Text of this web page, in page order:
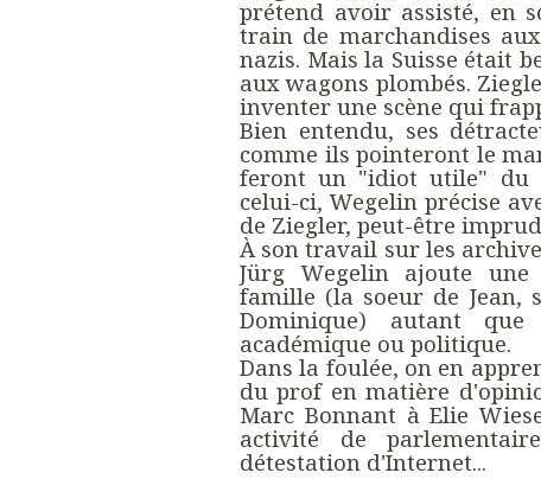
prétend avoir assisté, en
train de marchandises
nazis. Mais la Suisse était
aux wagons plombés.
inventer une scène qui
Bien entendu, ses
comme ils pointeront le
feront un "idiot utile" du
celui-ci, Wegelin précise
de Ziegler, peut-être
À son travail sur les
Jürg Wegelin ajoute
famille (la soeur de Jean,
Dominique) autant
académique ou politique.
Dans la foulée, on en
du prof en matière
Marc Bonnant à Elie
activité de
détestation d'Internet...